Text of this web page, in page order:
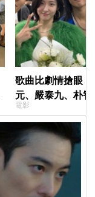
歌曲比劇情搶眼
元、嚴泰九、朴
曲《Love Is》超
電影